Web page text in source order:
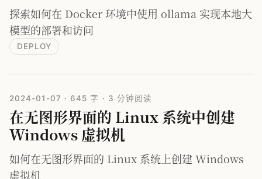
探索如何在 Docker 环境中使用 ollama 实现本地大
模型的部署和访问
DEPLOY
2024-01-07 · 645 字 · 3 分钟阅读
在无图形界面的 Linux 系统中创建
Windows 虚拟机
如何在无图形界面的 Linux 系统上创建 Windows
虚拟机